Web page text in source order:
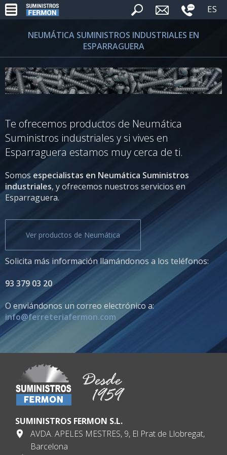
ES
NEUMÁTICA SUMINISTROS INDUSTRIALES EN
ESPARRAGUERA
Te ofrecemos productos de Neumática
Suministros industriales y si vives en
Esparraguera estamos muy cerca de ti.
Somos especialistas en Neumática Suministros
industriales, y ofrecemos nuestros servicios en
Esparraguera.
Ver productos de Neumática
Solicita más información llamándonos a los teléfonos:
93 379 03 20
O enviándonos un correo electrónico a:
info@ferreteriafermon.com
SUMINISTROS FERMON S.L.
AVDA. APELES MESTRES, 9, El Prat de Llobregat,
Barcelona